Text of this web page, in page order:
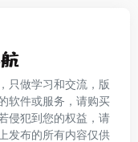
只做学习和交流，版
软件或服务，请购买
侵犯到您的权益，请
发布的所有内容仅供